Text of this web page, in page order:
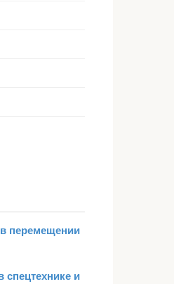
перемещении
и